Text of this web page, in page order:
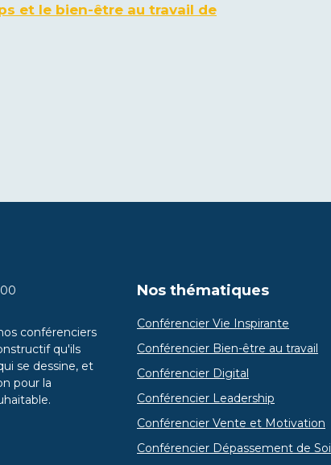
et le bien-être au travail de
conférenciers
qu'ils
se dessine, et
pour la
Nos thématiques
Conférencier Vie Inspirante
Conférencier Bien-être au travail
Conférencier Digital
Conférencier Leadership
Conférencier Vente et Motivation
Conférencier Dépassement de Soi